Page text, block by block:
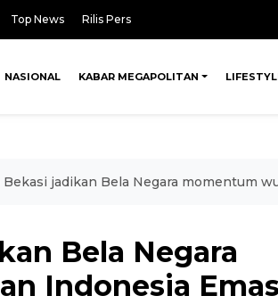
Top News Rilis Pers
NASIONAL KABAR MEGAPOLITAN
jadikan Bela Negara momentum
Bela Negara
Indonesia Emas